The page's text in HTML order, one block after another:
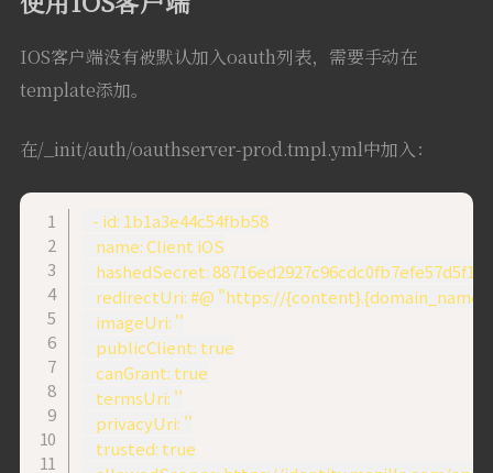
IOS客户端没有被默认加入oauth列表，需要手动在
template添加。
在/_init/auth/oauthserver-prod.tmpl.yml中加入：
  - id: 1b1a3e44c54fbb58
    name: Client iOS
hashedSecret:
redirectUri: #@ "https://
    imageUri: ''
    publicClient: true
    canGrant: true
    termsUri: ''
    privacyUri: ''
    trusted: true